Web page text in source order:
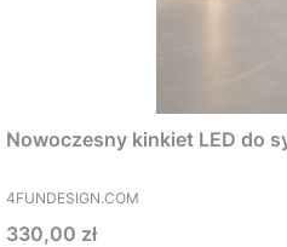
Nowoczesny kinkiet LED do
PRODUCENT
4FUNDESIGN.COM
Cena
330,00 zł